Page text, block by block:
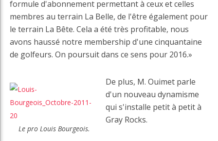
formule d'abonnement permettant à ceux et celles
membres au terrain La Belle, de l'être également pour
le terrain La Bête. Cela a été très profitable, nous
avons haussé notre membership d'une cinquantaine
de golfeurs. On poursuit dans ce sens pour 2016.»
Le pro Louis Bourgeois.
De plus, M. Ouimet parle
d'un nouveau dynamisme
qui s'installe petit à petit à
Gray Rocks.